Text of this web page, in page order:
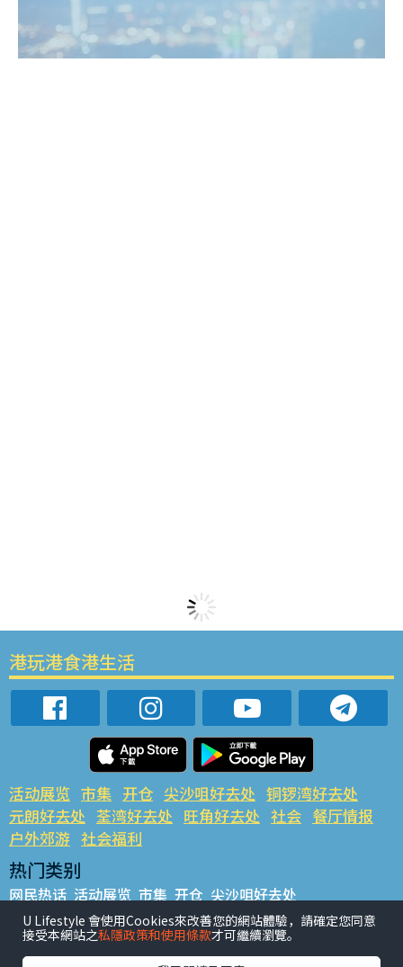
港玩港食港生活
活动展览 市集 开仓 尖沙咀好去处 铜锣湾好去处
元朗好去处 荃湾好去处 旺角好去处 社会 餐厅情报
户外郊游 社会福利
热门类别
网民热话 活动展览 市集 开仓 尖沙咀好去处
铜锣湾好去处 元朗好去处 荃湾好去处 旺角好去处 社会
餐厅情报 户外郊游
U Lifestyle 會使用Cookies來改善您的網站體驗，請確定您同意
接受本網站之私隱政策和使用條款才可繼續瀏覽。